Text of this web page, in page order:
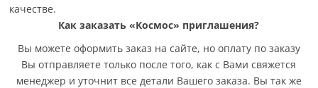
качестве.
Как заказать «Космос» приглашения?
Вы можете оформить заказ на сайте, но оплату по заказу
Вы отправляете только после того, как с Вами свяжется
менеджер и уточнит все детали Вашего заказа. Вы так же